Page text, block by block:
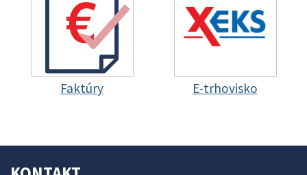
Faktúry E-trhovisko